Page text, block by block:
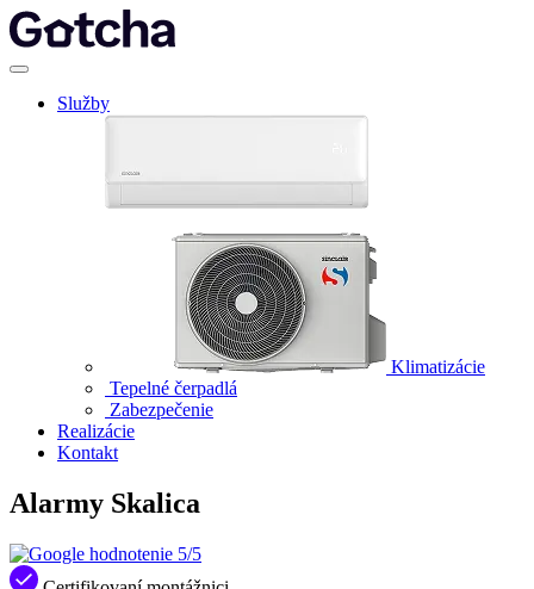
Služby
Klimatizácie
Tepelné čerpadlá
Zabezpečenie
Realizácie
Kontakt
Alarmy Skalica
5/5